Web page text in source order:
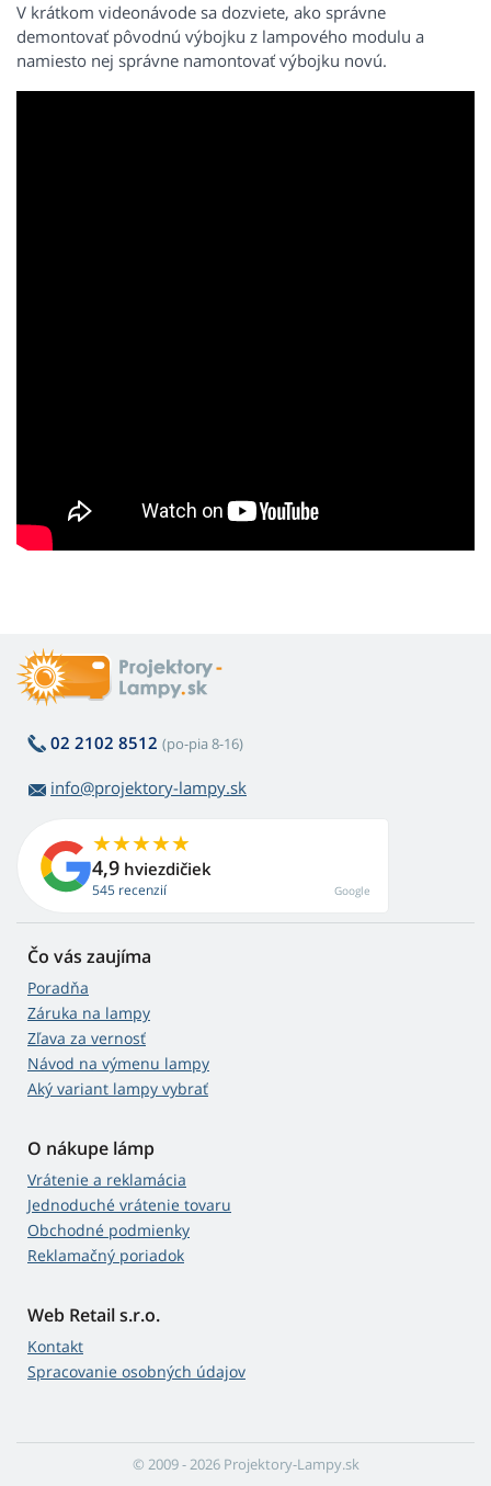
V krátkom videonávode sa dozviete, ako správne
demontovať pôvodnú výbojku z lampového modulu a
namiesto nej správne namontovať výbojku novú.
02 2102 8512 (po-pia 8-16)
info@projektory-lampy.sk
4,9 hviezdičiek
545 recenzií Google
Čo vás zaujíma
Poradňa
Záruka na lampy
Zľava za vernosť
Návod na výmenu lampy
Aký variant lampy vybrať
O nákupe lámp
Vrátenie a reklamácia
Jednoduché vrátenie tovaru
Obchodné podmienky
Reklamačný poriadok
Web Retail s.r.o.
Kontakt
Spracovanie osobných údajov
© 2009 - 2026 Projektory-Lampy.sk